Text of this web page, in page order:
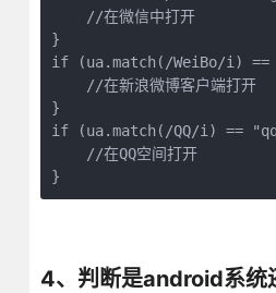
    //在微信中打开
}
if (ua.match(/WeiBo/i)
    //在新浪微博客户端打开
}
if (ua.match(/QQ/i) ==
    //在QQ空间打开
}
4、判断是android系统